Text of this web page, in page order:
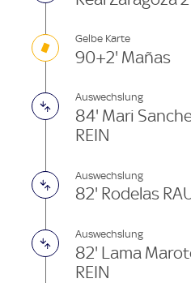
Gelbe Karte
90+2' Mañas
Auswechslung
84' Mari
REIN
Auswechslung
82' Rodelas
Auswechslung
82' Lama
REIN